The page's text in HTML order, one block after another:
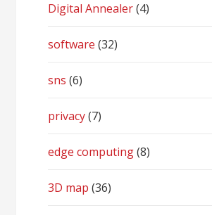
Digital Annealer(4)
software (32)
sns (6)
privacy(7)
edge computing(8)
3D map (36)